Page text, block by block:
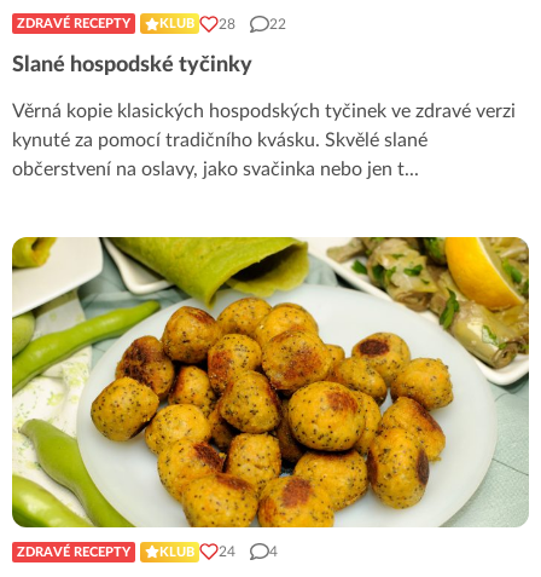
ZDRAVÉ RECEPTY KLUB 28 22
Slané hospodské tyčinky
Věrná kopie klasických hospodských tyčinek ve zdravé verzi
kynuté za pomocí tradičního kvásku. Skvělé slané
občerstvení na oslavy, jako svačinka nebo jen t...
ZDRAVÉ RECEPTY KLUB 24 4